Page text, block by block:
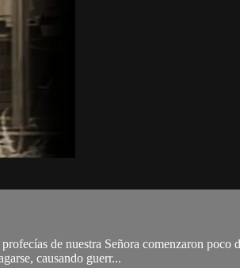
de nuestra Señora comenzaron poco
causando guerr...